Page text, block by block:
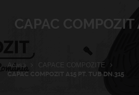
CAPAC COMPOZIT
Acasa
CAPACE COMPOZITE
CAPAC COMPOZIT A15 PT. TUB DN.315